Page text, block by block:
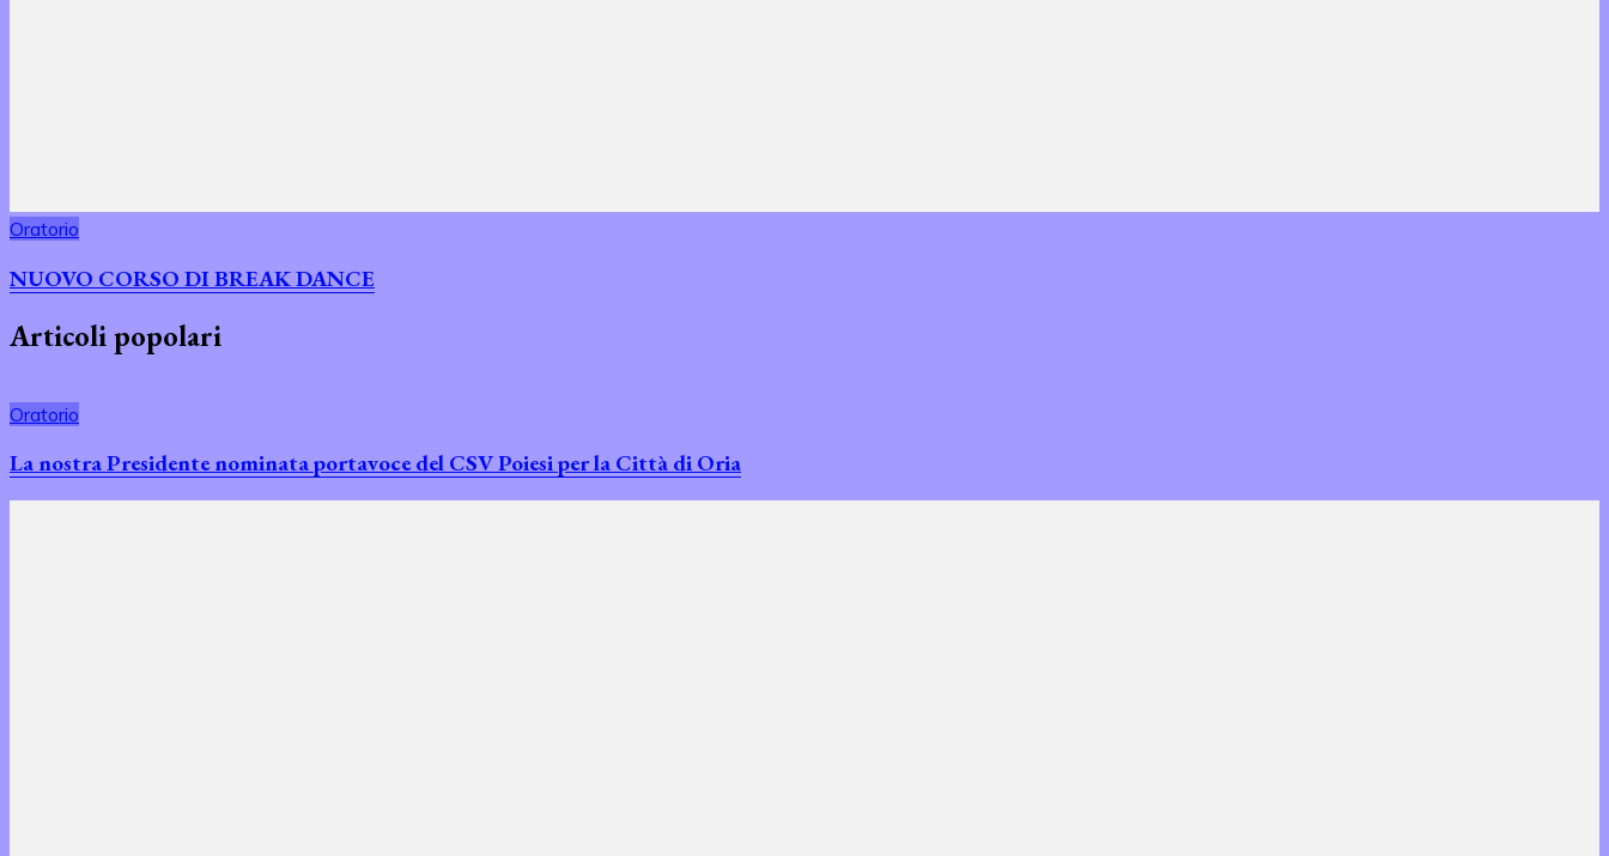
Oratorio
NUOVO CORSO DI BREAK DANCE
Articoli popolari
Oratorio
La nostra Presidente nominata portavoce del CSV Poiesi per la Città di Oria